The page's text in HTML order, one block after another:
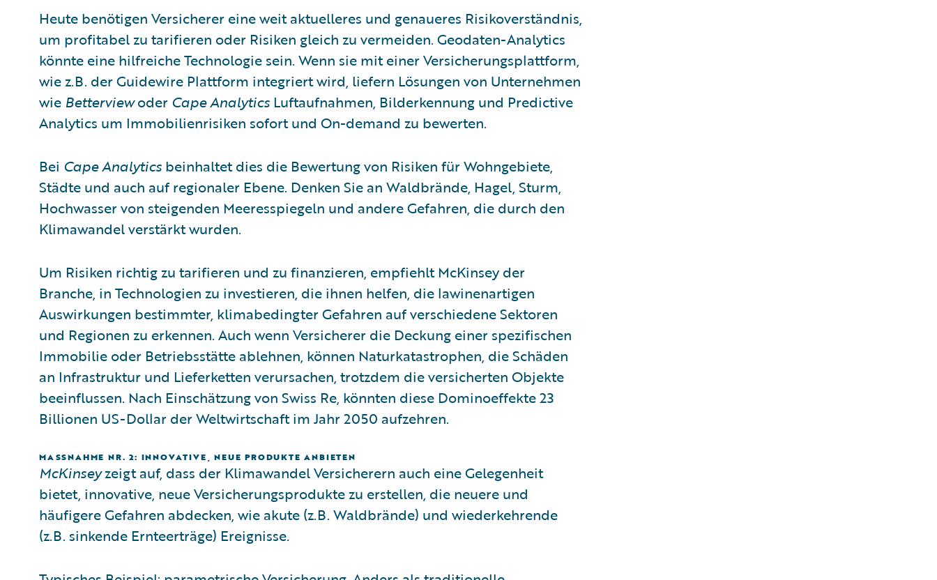
Heute benötigen Versicherer eine weit aktuelleres und genaueres Risikoverständnis,
um profitabel zu tarifieren oder Risiken gleich zu vermeiden. Geodaten-Analytics
könnte eine hilfreiche Technologie sein. Wenn sie mit einer Versicherungsplattform,
wie z.B. der Guidewire Plattform integriert wird, liefern Lösungen von Unternehmen
wie Betterviewoder Cape Analytics Luftaufnahmen, Bilderkennung und Predictive
Analytics um Immobilienrisiken sofort und On-demand zu bewerten.
Bei Cape Analytics beinhaltet dies die Bewertung von Risiken für Wohngebiete,
Städte und auch auf regionaler Ebene. Denken Sie an Waldbrände, Hagel, Sturm,
Hochwasser von steigenden Meeresspiegeln und andere Gefahren, die durch den
Klimawandel verstärkt wurden.
Um Risiken richtig zu tarifieren und zu finanzieren, empfiehlt McKinsey der
Branche, in Technologien zu investieren, die ihnen helfen, die lawinenartigen
Auswirkungen bestimmter, klimabedingter Gefahren auf verschiedene Sektoren
und Regionen zu erkennen. Auch wenn Versicherer die Deckung einer spezifischen
Immobilie oder Betriebsstätte ablehnen, können Naturkatastrophen, die Schäden
an Infrastruktur und Lieferketten verursachen, trotzdem die versicherten Objekte
beeinflussen. Nach Einschätzung von Swiss Re, könnten diese Dominoeffekte 23
Billionen US-Dollar der Weltwirtschaft im Jahr 2050 aufzehren.
MASSNAHME NR. 2: INNOVATIVE, NEUE PRODUKTE ANBIETEN
McKinseyzeigt auf, dass der Klimawandel Versicherern auch eine Gelegenheit
bietet, innovative, neue Versicherungsprodukte zu erstellen, die neuere und
häufigere Gefahren abdecken, wie akute (z.B. Waldbrände) und wiederkehrende
(z.B. sinkende Ernteerträge) Ereignisse.